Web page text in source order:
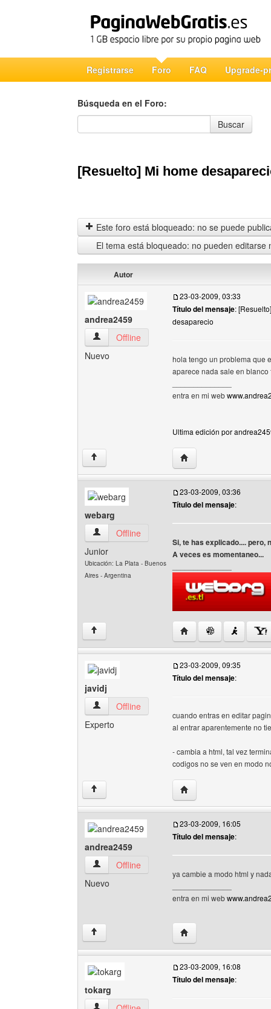
Registrarse Foro FAQ Upgrade-
Búsqueda en el Foro:
Búsqueda en el Foro
Buscar
[Resuelto] Mi home
Este foro está bloqueado: no se puede
El tema está bloqueado: no pueden editarse
Autor
andrea2459
andrea2459 Ver perfil del usuario
Offline
Nuevo
23-03-2009, 03:33
Título del mensaje:
desaparecio
hola tengo un problema que
aparece nada sale en
entra en mi web
Ultima edición por
↑ Visitar sitio web del
webarg
webarg Ver perfil del usuario
Offline
Junior
Ubicación: La Plata - Buenos
Aires - Argentina
23-03-2009, 03:36
Título del mensaje:
Si, te has explicado.... pero,
A veces es momentaneo...
↑ Visitar sitio web del
javidj
javidj Ver perfil del usuario
Offline
Experto
23-03-2009, 09:35
Título del mensaje:
cuando entras en editar
al entrar aparentemente no
- cambia a html, tal vez
codigos no se ven en modo
↑ Visitar sitio web del
andrea2459
andrea2459 Ver perfil del usuario
Offline
Nuevo
23-03-2009, 16:05
Título del mensaje:
ya cambie a modo html y
entra en mi web
↑ Visitar sitio web del
tokarg
23-03-2009, 16:08
Título del mensaje: